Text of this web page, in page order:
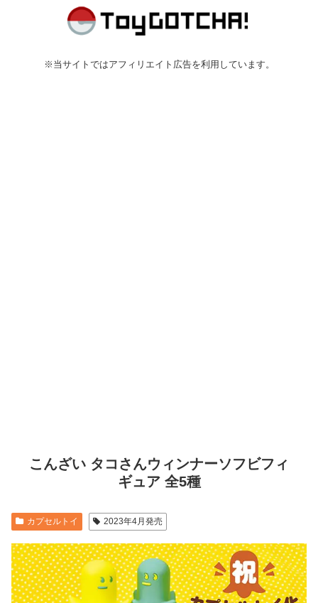
※当サイトではアフィリエイト広告を利用しています。
こんざい タコさんウィンナーソフビフィ
ギュア 全5種
カプセルトイ 2023年4月発売